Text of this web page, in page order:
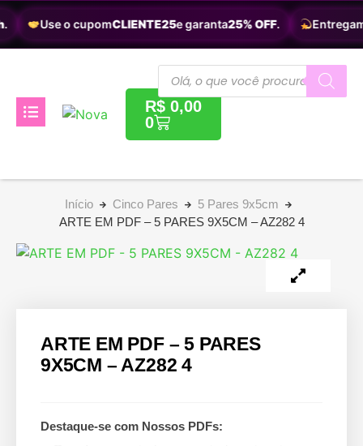
Use o cupomCLIENTE25e garanta25% OFF.
R$ 0,00
0
Início Cinco Pares
5 Pares 9x5cm
ARTE EM PDF – 5 PARES 9X5CM – AZ282 4
ARTE EM PDF – 5 PARES
9X5CM – AZ282 4
Destaque-se com Nossos PDFs: